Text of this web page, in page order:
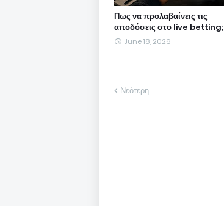
Πως να προλαβαίνεις τις
αποδόσεις στο live betting;
June 18, 2026
Νεότερη